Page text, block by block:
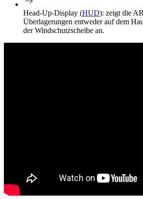
Head-Up-Display (HUD): zeigt die
Überlagerungen entweder auf dem
der Windschutzscheibe an.